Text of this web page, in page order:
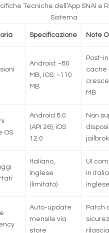
Tecniche dell’App SNAI e
Sistema
Specificazione Note
Android: ~80
MB, iOS: ~110
MB
Post-
cache
MB
OS
Android 8.0
(API 26), iOS
12.0
Non
Italiano,
Inglese
(limitato)
UI
in
inglese
Auto-update
mensile via
store
Patch